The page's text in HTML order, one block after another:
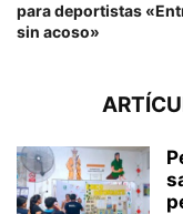
para deportistas
sin acoso»